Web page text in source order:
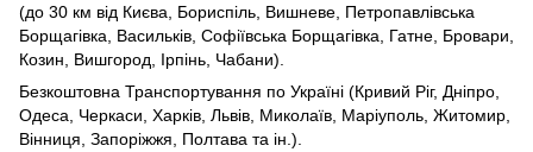
(до 30 км від Києва, Бориспіль, Вишневе, Петропавлівська
Борщагівка, Васильків, Софіївська Борщагівка, Гатне, Бровари,
Козин, Вишгород, Ірпінь, Чабани).
Безкоштовна Транспортування по Україні (Кривий Ріг, Дніпро,
Одеса, Черкаси, Харків, Львів, Миколаїв, Маріуполь, Житомир,
Вінниця, Запоріжжя, Полтава та ін.).